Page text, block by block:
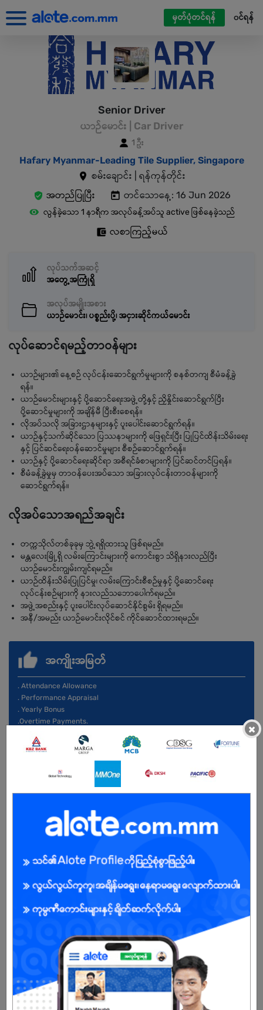
မှတ်ပုံတင်ရန် ၀င်ရန်
Senior Driver
ယာဉ်မောင်း | Car Driver
1 ဦး
Hafary Myanmar-Leading Tile Supplier, Singapore
စမ်းချောင်း | ရန်ကုန်တိုင်း
အတည်ပြုပြီး
တင်သောနေ့: 16 Jun 2026
လွန်ခဲ့သော 1 နာရီက အလုပ်ခန့်အပ်သူ active ဖြစ်နေခဲ့သည်
လစာကြည့်မယ်
လုပ်သက်အဆင့်
အတွေ့အကြုံရှိ
အလုပ်အမျိုးအစား
ယာဉ်မောင်း၊ ပစ္စည်းပို့၊ အငှားဆိုင်ကယ်မောင်း
လုပ်ဆောင်ရမည့်တာဝန်များ
ယာဉ်များ၏ နေ့စဉ် လုပ်ငန်းဆောင်ရွက်မှုများကို စနစ်တကျ စီမံခန့်ခွဲ
ရန်။
ယာဉ်မောင်းများနှင့် ပို့ဆောင်ရေးအဖွဲ့တို့နှင့် ညှိနှိုင်းဆောင်ရွက်ပြီး
ပို့ဆောင်မှုများကို အချိန်မီ ပြီးစီးစေရန်။
လိုအပ်သလို အခြားဌာနများနှင့် ပူးပေါင်းဆောင်ရွက်ရန်။
ယာဉ်နှင့်သက်ဆိုင်သော ပြဿနာများကို ဖြေရှင်းပြီး ပြုပြင်ထိန်းသိမ်းရေး
နှင့် ပြင်ဆင်ရေးဝန်ဆောင်မှုများ စီစဉ်ဆောင်ရွက်ရန်။
ယာဉ်နှင့် ပို့ဆောင်ရေးဆိုင်ရာ အစီရင်ခံစာများကို ပြင်ဆင်တင်ပြရန်။
စီမံခန့်ခွဲမှုမှ တာဝန်ပေးအပ်သော အခြားလုပ်ငန်းတာဝန်များကို
ဆောင်ရွက်ရန်။
လိုအပ်သောအရည်အချင်း
တက္ကသိုလ်တစ်ခုခုမှ ဘွဲ့ရရှိထားသူ ဖြစ်ရမည်။
မန္တလေးမြို့ရှိ လမ်းကြောင်းများကို ကောင်းစွာ သိရှိနားလည်ပြီး
ယာဉ်မောင်းကျွမ်းကျင်ရမည်။
ယာဉ်ထိန်းသိမ်းပြုပြင်မှု၊ လမ်းကြောင်းစီစဉ်မှုနှင့် ပို့ဆောင်ရေး
လုပ်ငန်းစဉ်များကို နားလည်သဘောပေါက်ရမည်။
အဖွဲ့အစည်းနှင့် ပူးပေါင်းလုပ်ဆောင်နိုင်စွမ်း ရှိရမည်။
အနီ/အမည်း ယာဉ်မောင်းလိုင်စင် ကိုင်ဆောင်ထားရမည်။
အကျိုးအမြတ်
. Attendance Allowance
. Performance Appraisal
. Yearly Bonus
.Overtime Payments.
.Monthly Mobile Top-up.
အခွင့်အရေးရှိသူ : ကျား
သက်တမ်းကုန်သွားပါပြီ
×